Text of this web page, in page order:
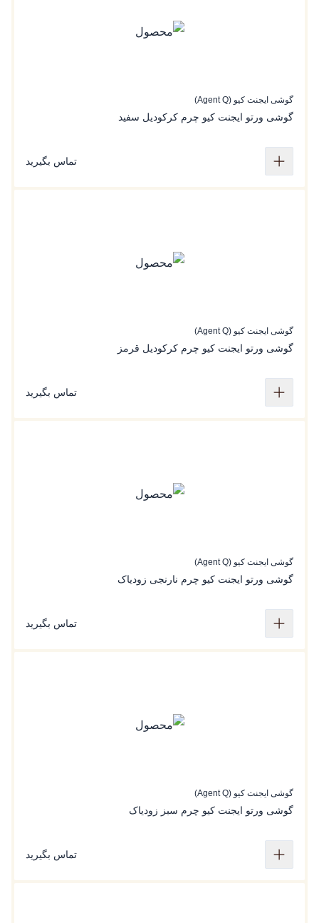
گوشی ایجنت کیو (Agent Q)
گوشی ورتو ایجنت کیو چرم‌ کرکودیل سفید
تماس بگیرید
گوشی ایجنت کیو (Agent Q)
گوشی ورتو ایجنت کیو ‌چرم کرکودیل قرمز
تماس بگیرید
گوشی ایجنت کیو (Agent Q)
گوشی ورتو ایجنت کیو چرم نارنجی زودیاک
تماس بگیرید
گوشی ایجنت کیو (Agent Q)
گوشی‌ ورتو ایجنت کیو چرم سبز زودیاک
تماس بگیرید